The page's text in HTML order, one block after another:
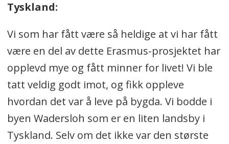
Tyskland:
Vi som har fått være så heldige at vi har fått
være en del av dette Erasmus-prosjektet har
opplevd mye og fått minner for livet! Vi ble
tatt veldig godt imot, og fikk oppleve
hvordan det var å leve på bygda. Vi bodde i
byen Wadersloh som er en liten landsby i
Tyskland. Selv om det ikke var den største